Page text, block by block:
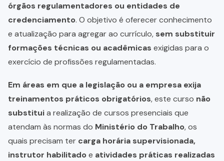
órgãos regulamentadores ou entidades de
credenciamento. O objetivo é oferecer conhecimento
e atualização para agregar ao currículo, sem substituir
formações técnicas ou acadêmicas exigidas para o
exercício de profissões regulamentadas.
Em áreas em que a legislação ou a empresa exija
treinamentos práticos obrigatórios, este curso não
substituia realização de cursos presenciais que
atendam às normas do Ministério do Trabalho, os
quais precisam ter carga horária supervisionada,
instrutor habilitadoe atividades práticas realizadas